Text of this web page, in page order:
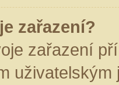
zařazení?
zařazení